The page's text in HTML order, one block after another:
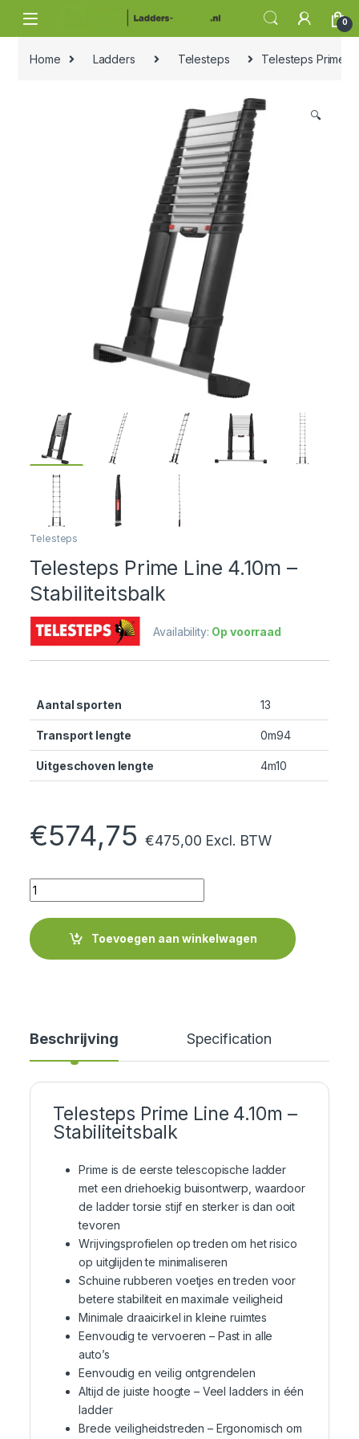
0
Home Ladders Telesteps Telesteps Prime
🔍
Telesteps
Telesteps Prime Line 4.10m –
Stabiliteitsbalk
Availability: Op voorraad
Aantal sporten 13
Transport lengte 0m94
Uitgeschoven lengte 4m10
€574,75 €475,00 Excl. BTW
Quantity
Toevoegen aan winkelwagen
Beschrijving Specification
Telesteps Prime Line 4.10m –
Stabiliteitsbalk
Prime is de eerste telescopische ladder
met een driehoekig buisontwerp, waardoor
de ladder torsie stijf en sterker is dan ooit
tevoren
Wrijvingsprofielen op treden om het risico
op uitglijden te minimaliseren
Schuine rubberen voetjes en treden voor
betere stabiliteit en maximale veiligheid
Minimale draaicirkel in kleine ruimtes
Eenvoudig te vervoeren – Past in alle
auto’s
Eenvoudig en veilig ontgrendelen
Altijd de juiste hoogte – Veel ladders in één
ladder
Brede veiligheidstreden – Ergonomisch om